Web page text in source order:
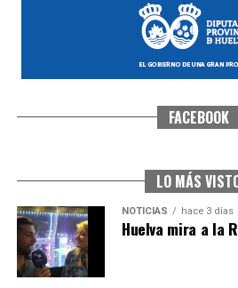
SEXTA CORRIDA DE LAS
FACEBOOK
LO MÁS
NOTICIAS hace 3 días
Huelva mira a la